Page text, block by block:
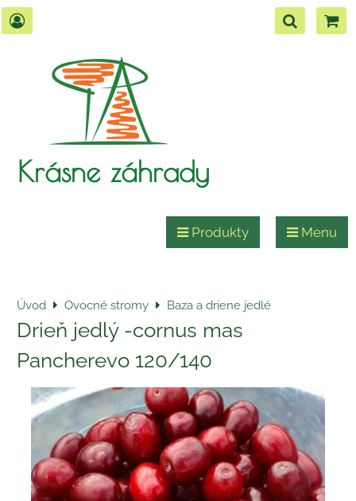
Krásne záhrady
Produkty Menu
Úvod Ovocné stromy Baza a driene jedlé
Drieň jedlý -cornus mas
Pancherevo 120/140